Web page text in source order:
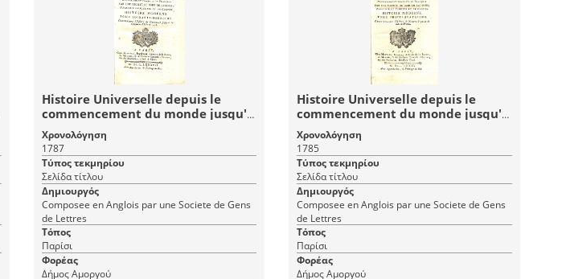
Histoire Universelle depuis le
commencement du monde jusqu'à
présent: Tome Soixante-Deuxieme
(62) Histoire Moderne - Histoire
Universelle 102
Χρονολόγηση
1787
Τύπος τεκμηρίου
Σελίδα τίτλου
Δημιουργός
Composee en Anglois par une Societe de Gens
de Lettres
Τόπος
Παρίσι
Φορέας
Δήμος Αμοργού
Histoire Universelle depuis le
commencement du monde jusqu'à
présent: Tome Trente-Quatrieme
(34) Histoire Moderne - Histoire
Universelle 74
Χρονολόγηση
1785
Τύπος τεκμηρίου
Σελίδα τίτλου
Δημιουργός
Composee en Anglois par une Societe de Gens
de Lettres
Τόπος
Παρίσι
Φορέας
Δήμος Αμοργού